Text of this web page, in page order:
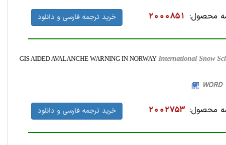
محصول: 2000851 خرید ترجمه فارسی و دانلود
GIS AIDED AVALANCHE WARNING IN NORWAY International Snow
محصول: 2002753 خرید ترجمه فارسی و دانلود